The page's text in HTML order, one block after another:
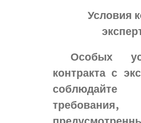
Условия
Особых
контракта с
требования,